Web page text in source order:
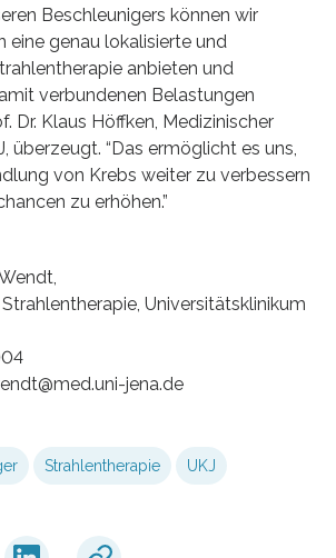
Beschleunigers können wir
eine genau lokalisierte und
anbieten und
verbundenen Belastungen
Dr. Klaus Höffken, Medizinischer
überzeugt. “Das ermöglicht es uns,
von Krebs weiter zu verbessern
zu erhöhen.”
Universitätsklinikum
jena.de
Strahlentherapie UKJ